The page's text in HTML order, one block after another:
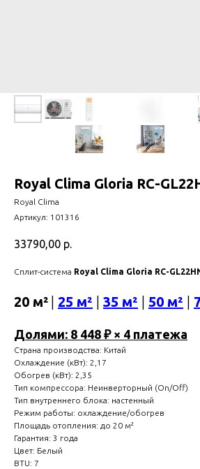
Royal Clima Gloria RC-
Royal Clima
Артикул: 101316
33790,00 р.
Сплит-система Royal Clima Gloria RC-
20 м² 25 м² 35 м² 50 м²
Долями: 8 448 ₽ × 4 платежа
Страна производства: Китай
Охлаждение (кВт): 2,17
Обогрев (кВт): 2,35
Тип компрессора: Неинверторный (On/Off)
Тип внутреннего блока: настенный
Режим работы: охлаждение/обогрев
Площадь отопления: до 20 м²
Гарантия: 3 года
Цвет: Белый
BTU: 7